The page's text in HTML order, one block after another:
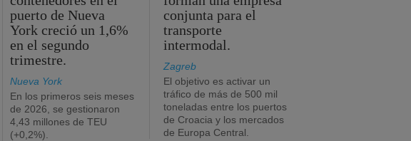
puerto de Nueva
York creció un 1,6%
en el segundo
trimestre.
Nueva York
En los primeros seis meses
de 2026, se gestionaron
4,43 millones de TEU
(+0,2%).
conjunta para el
transporte
intermodal.
Zagreb
El objetivo es activar un
tráfico de más de 500 mil
toneladas entre los puertos
de Croacia y los mercados
de Europa Central.